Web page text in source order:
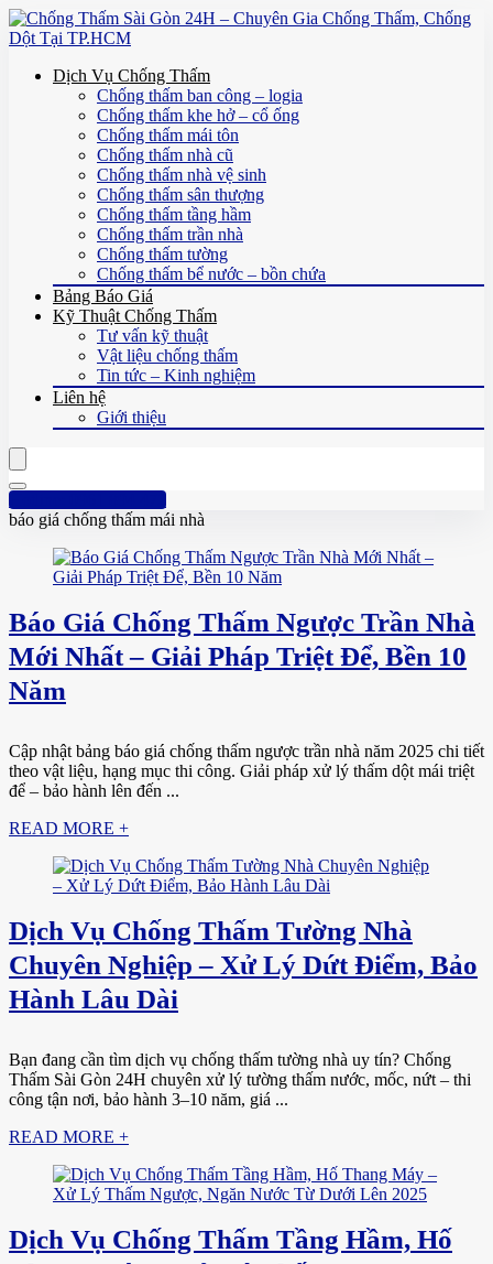
Dịch Vụ Chống Thấm
Chống thấm ban công – logia
Chống thấm khe hở – cổ ống
Chống thấm mái tôn
Chống thấm nhà cũ
Chống thấm nhà vệ sinh
Chống thấm sân thượng
Chống thấm tầng hầm
Chống thấm trần nhà
Chống thấm tường
Chống thấm bể nước – bồn chứa
Bảng Báo Giá
Kỹ Thuật Chống Thấm
Tư vấn kỹ thuật
Vật liệu chống thấm
Tin tức – Kinh nghiệm
Liên hệ
Giới thiệu
Hotline: 0961 894 472
báo giá chống thấm mái nhà
Báo Giá Chống Thấm Ngược Trần Nhà
Mới Nhất – Giải Pháp Triệt Để, Bền 10
Năm
Cập nhật bảng báo giá chống thấm ngược trần nhà năm 2025 chi tiết
theo vật liệu, hạng mục thi công. Giải pháp xử lý thấm dột mái triệt
để – bảo hành lên đến ...
READ MORE +
Dịch Vụ Chống Thấm Tường Nhà
Chuyên Nghiệp – Xử Lý Dứt Điểm, Bảo
Hành Lâu Dài
Bạn đang cần tìm dịch vụ chống thấm tường nhà uy tín? Chống
Thấm Sài Gòn 24H chuyên xử lý tường thấm nước, mốc, nứt – thi
công tận nơi, bảo hành 3–10 năm, giá ...
READ MORE +
Dịch Vụ Chống Thấm Tầng Hầm, Hố